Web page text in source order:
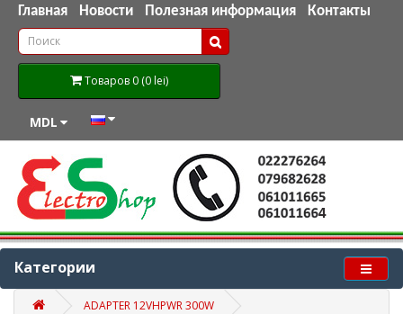
Главная Новости Полезная информация Контакты
Товаров 0 (0 lei)
MDL
Категории
ADAPTER 12VHPWR 300W